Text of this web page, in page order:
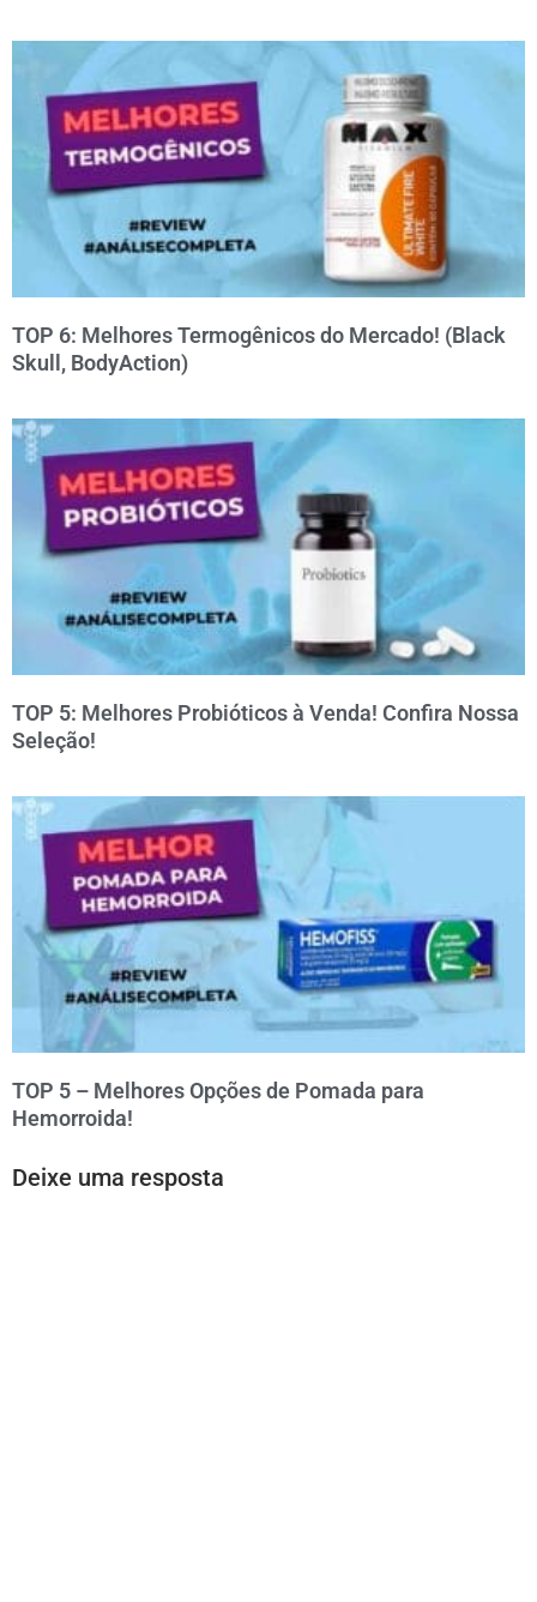
TOP 6: Melhores Termogênicos do Mercado! (Black
Skull, BodyAction)
TOP 5: Melhores Probióticos à Venda! Confira Nossa
Seleção!
TOP 5 – Melhores Opções de Pomada para
Hemorroida!
Deixe uma resposta